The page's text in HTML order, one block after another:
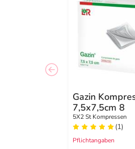
Gazin
7,5x7,5cm 8
5X2 St Kompressen
(1)
Pflichtangaben